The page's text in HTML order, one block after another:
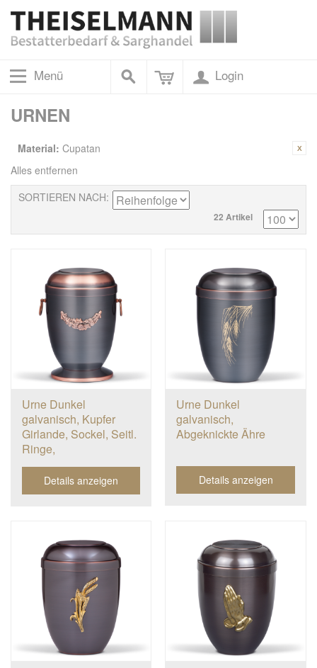
Menü Login
URNEN
Material: Cupatan
Alles entfernen
SORTIEREN NACH
22 Artikel
Urne Dunkel
galvanisch, Kupfer
Girlande, Sockel, Seitl.
Ringe,
Details anzeigen
Urne Dunkel
galvanisch,
Abgeknickte Ähre
Details anzeigen